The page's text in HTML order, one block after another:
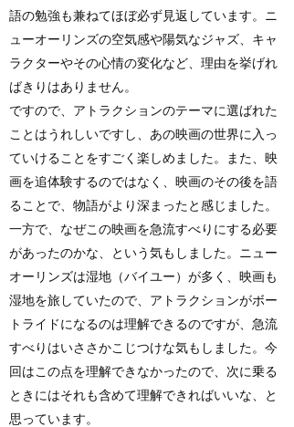
語の勉強も兼ねてほぼ必ず見返しています。ニ
ューオーリンズの空気感や陽気なジャズ、キャ
ラクターやその心情の変化など、理由を挙げれ
ばきりはありません。
ですので、アトラクションのテーマに選ばれた
ことはうれしいですし、あの映画の世界に入っ
ていけることをすごく楽しめました。また、映
画を追体験するのではなく、映画のその後を語
ることで、物語がより深まったと感じました。
一方で、なぜこの映画を急流すべりにする必要
があったのかな、という気もしました。ニュー
オーリンズは湿地（バイユー）が多く、映画も
湿地を旅していたので、アトラクションがボー
トライドになるのは理解できるのですが、急流
すべりはいささかこじつけな気もしました。今
回はこの点を理解できなかったので、次に乗る
ときにはそれも含めて理解できればいいな、と
思っています。